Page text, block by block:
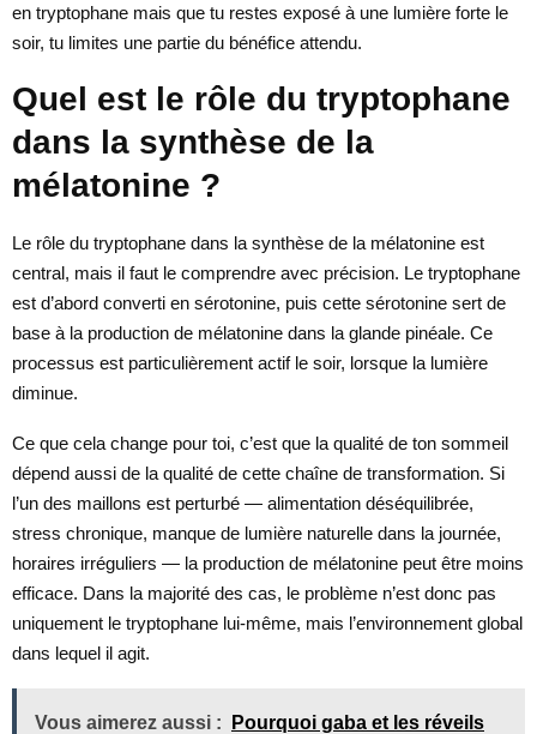
en tryptophane mais que tu restes exposé à une lumière forte le
soir, tu limites une partie du bénéfice attendu.
Quel est le rôle du tryptophane
dans la synthèse de la
mélatonine ?
Le rôle du tryptophane dans la synthèse de la mélatonine est
central, mais il faut le comprendre avec précision. Le tryptophane
est d’abord converti en sérotonine, puis cette sérotonine sert de
base à la production de mélatonine dans la glande pinéale. Ce
processus est particulièrement actif le soir, lorsque la lumière
diminue.
Ce que cela change pour toi, c’est que la qualité de ton sommeil
dépend aussi de la qualité de cette chaîne de transformation. Si
l’un des maillons est perturbé — alimentation déséquilibrée,
stress chronique, manque de lumière naturelle dans la journée,
horaires irréguliers — la production de mélatonine peut être moins
efficace. Dans la majorité des cas, le problème n’est donc pas
uniquement le tryptophane lui-même, mais l’environnement global
dans lequel il agit.
Vous aimerez aussi :
Pourquoi gaba et les réveils